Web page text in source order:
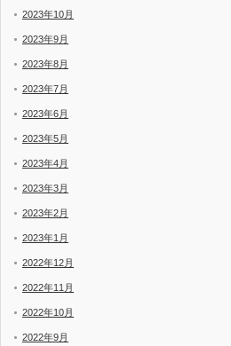
2023年10月
2023年9月
2023年8月
2023年7月
2023年6月
2023年5月
2023年4月
2023年3月
2023年2月
2023年1月
2022年12月
2022年11月
2022年10月
2022年9月